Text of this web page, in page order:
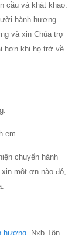
cầu và khát khao.
hành hương
và xin Chúa trợ
hơn khi họ trở về
em.
chuyến hành
một ơn nào đó,
hương, Nxb Tôn